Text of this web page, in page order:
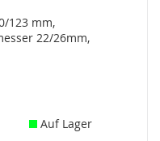
123 mm,
22/26mm,
Auf Lager